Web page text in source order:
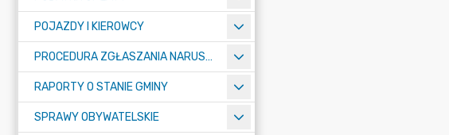
POJAZDY I KIEROWCY
PROCEDURA ZGŁASZANIA NARUSZEŃ PRAWA
RAPORTY O STANIE GMINY
SPRAWY OBYWATELSKIE